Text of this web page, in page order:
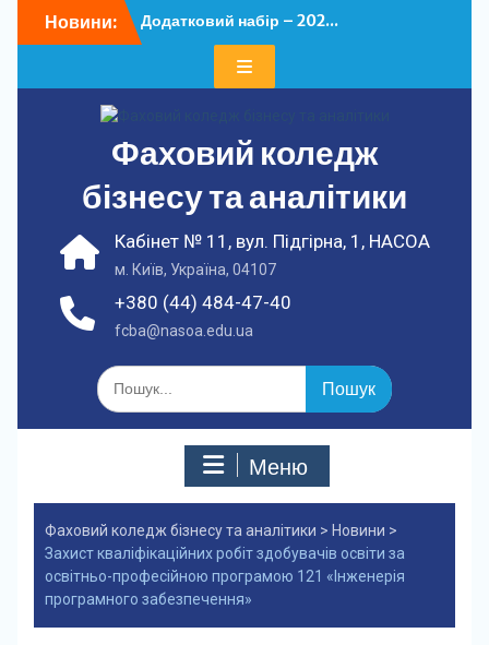
доНовини:
Додатковий набір – 202...
У ФКБА НАСОА
Фаховий коледж
бізнесу та аналітики
+380 (44) 484-47-40
fcba@nasoa.edu.ua
Кабінет № 11, вул. Підгірна, 1, НАСОА
м. Київ, Україна, 04107
Шукати:
Меню
Фаховий коледж бізнесу та аналітики > Новини >
Захист кваліфікаційних робіт здобувачів освіти за
освітньо-професійною програмою 121 «Інженерія
програмного забезпечення»